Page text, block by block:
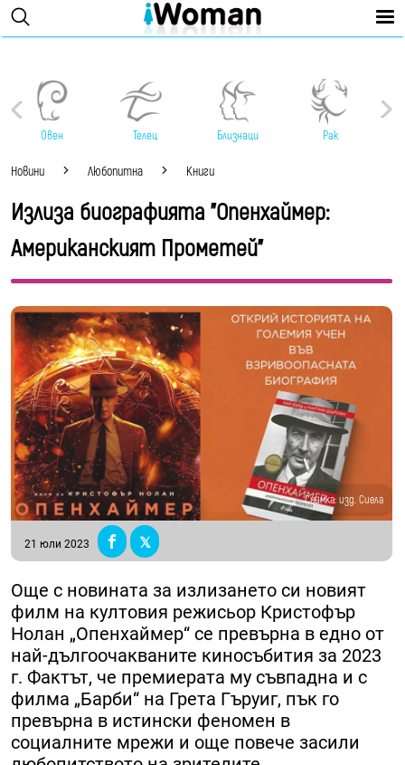
Овен Телец Близнаци Рак
Новини Любопитна Книги
Излиза биографията "Опенхаймер:
Американският Прометей"
Снимка: изд. Сиела
21 юли 2023
Още с новината за излизането си новият
филм на култовия режисьор Кристофър
Нолан „Опенхаймер“ се превърна в едно от
най-дългоочакваните киносъбития за 2023
г. Фактът, че премиерата му съвпадна и с
филма „Барби“ на Грета Гъруиг, пък го
превърна в истински феномен в
социалните мрежи и още повече засили